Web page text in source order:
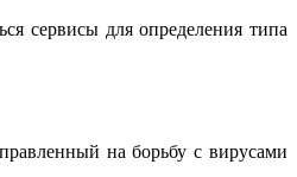
сервисы для определения типа
на борьбу с вирусами